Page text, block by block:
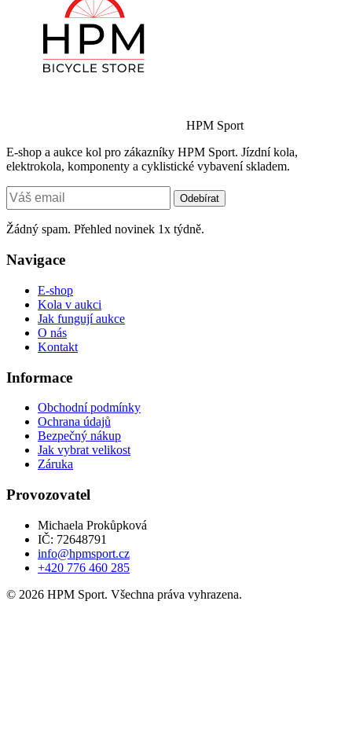
HPM Sport
E-shop a aukce kol pro zákazníky HPM Sport. Jízdní kola,
elektrokola, komponenty a cyklistické vybavení skladem.
Odebírat
Žádný spam. Přehled novinek 1x týdně.
Navigace
E-shop
Kola v aukci
Jak fungují aukce
O nás
Kontakt
Informace
Obchodní podmínky
Ochrana údajů
Bezpečný nákup
Jak vybrat velikost
Záruka
Provozovatel
Michaela Prokůpková
IČ: 72648791
info@hpmsport.cz
+420 776 460 285
© 2026 HPM Sport. Všechna práva vyhrazena.